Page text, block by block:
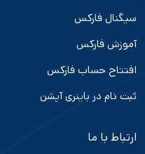
سیگنال فارکس
آموزش فارکس
افتتاح حساب فارکس
ثبت نام در باینری آپشن
ارتباط با ما